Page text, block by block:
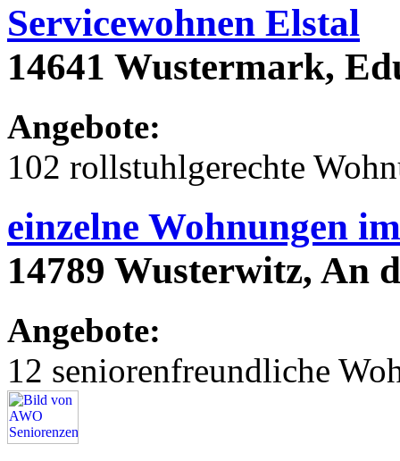
Servicewohnen Elstal
14641 Wustermark,
Angebote:
102 rollstuhlgerechte
einzelne Wohnungen
14789 Wusterwitz, An
Angebote:
12 seniorenfreundliche